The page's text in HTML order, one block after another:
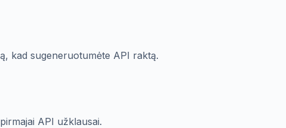
kad sugeneruotumėte API raktą.
API užklausai.